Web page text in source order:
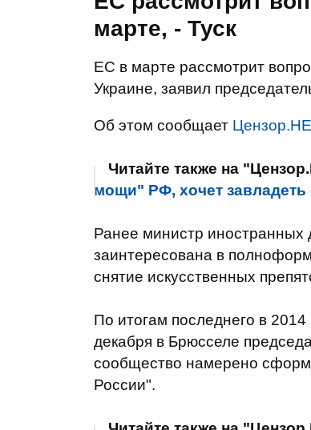
марте, - Туск
ЕС в марте рассмотрит
Украине, заявил
Об этом сообщает
Читайте также на
мощи" РФ, хочет завладеть
Ранее министр иностранных
заинтересована в
снятие искусственных
По итогам последнего в
декабря в Брюсселе
сообщество намерено
России".